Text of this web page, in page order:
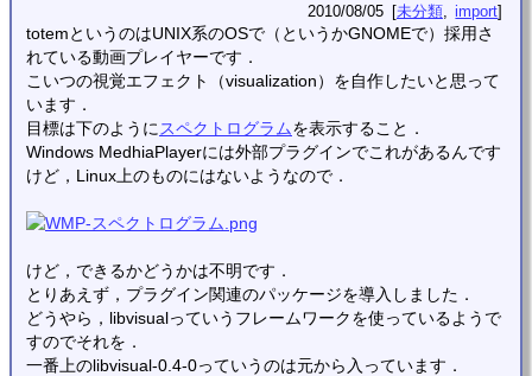
2010/08/05 未分類 import
totemというのはUNIX系のOSで（というかGNOMEで）採用さ
れている動画プレイヤーです．
こいつの視覚エフェクト（visualization）を自作したいと思って
います．
目標は下のように スペクトログラムを表示すること．
Windows MedhiaPlayerには外部プラグインでこれがあるんです
けど，Linux上のものにはないようなので．
けど，できるかどうかは不明です．
とりあえず，プラグイン関連のパッケージを導入しました．
どうやら，libvisualっていうフレームワークを使っているようで
すのでそれを．
一番上のlibvisual-0.4-0っていうのは元から入っています．